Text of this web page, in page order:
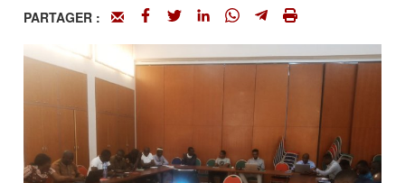
PARTAGER :